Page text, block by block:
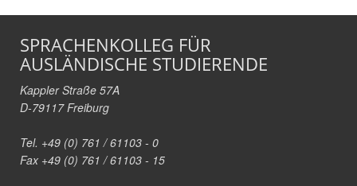
SPRACHENKOLLEG FÜR
AUSLÄNDISCHE STUDIERENDE
Kappler Straße 57A
D-79117 Freiburg
Tel. +49 (0) 761 / 61103 - 0
Fax +49 (0) 761 / 61103 - 15